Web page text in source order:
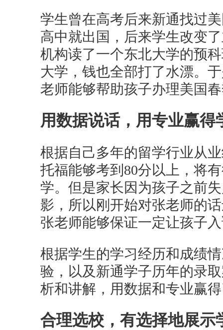
学生曾在高考后来新通找过
高中就出国，后来学生改变
机构读了一个东北大学的预
大学，钱也全部打了水漂。
老师能够帮助孩子办理美国
用数据说话，用专业赢得
根据自己多年的留学行业从
托福能够考到80分以上，将
学。但是家长因为孩子之前
影，所以刚开始对张老师的
张老师能够保证一定让孩子
根据学生的学习经历和成绩
验，以及新通学子历年的录
析和讲解，用数据和专业赢
合理选校，有选择地展示